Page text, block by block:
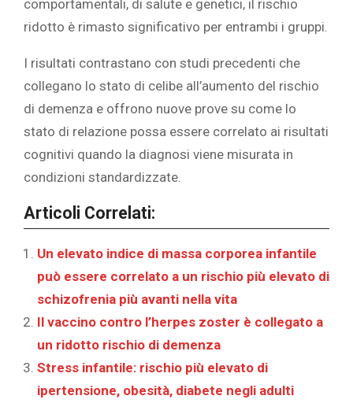
comportamentali, di salute e genetici, il rischio
ridotto è rimasto significativo per entrambi i gruppi.
I risultati contrastano con studi precedenti che
collegano lo stato di celibe all’aumento del rischio
di demenza e offrono nuove prove su come lo
stato di relazione possa essere correlato ai risultati
cognitivi quando la diagnosi viene misurata in
condizioni standardizzate.
Articoli Correlati:
Un elevato indice di massa corporea infantile
può essere correlato a un rischio più elevato di
schizofrenia più avanti nella vita
Il vaccino contro l’herpes zoster è collegato a
un ridotto rischio di demenza
Stress infantile: rischio più elevato di
ipertensione, obesità, diabete negli adulti